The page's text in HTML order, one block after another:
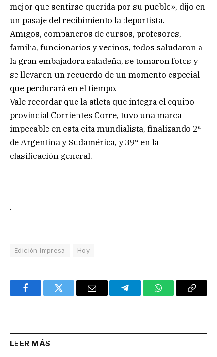
mejor que sentirse querida por su pueblo», dijo en
un pasaje del recibimiento la deportista.
Amigos, compañeros de cursos, profesores,
familia, funcionarios y vecinos, todos saludaron a
la gran embajadora saladeña, se tomaron fotos y
se llevaron un recuerdo de un momento especial
que perdurará en el tiempo.
Vale recordar que la atleta que integra el equipo
provincial Corrientes Corre, tuvo una marca
impecable en esta cita mundialista, finalizando 2ª
de Argentina y Sudamérica, y 39° en la
clasificación general.
.
Edición Impresa Hoy
FacebookTwitter Email TelegramWhatsAppCopy
LEER MÁS